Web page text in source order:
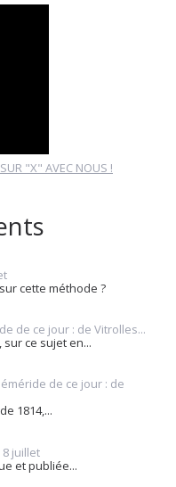
"X" AVEC NOUS !
cette méthode ?
de ce jour : de Vitrolles...
ce sujet en...
de ce jour : de
1814,...
juillet
et publiée...